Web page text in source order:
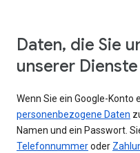
Daten, die Sie
unserer
Wenn Sie ein Google-Konto
personenbezogene Daten
Namen und ein Passwort.
Telefonnummeroder